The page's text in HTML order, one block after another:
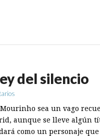
del silencio
sea un vago
aunque se lleve algún
como un personaje